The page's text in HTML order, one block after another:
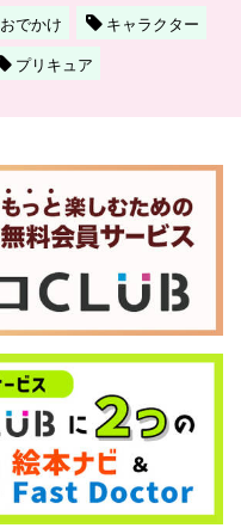
おでかけ
キャラクター
プリキュア